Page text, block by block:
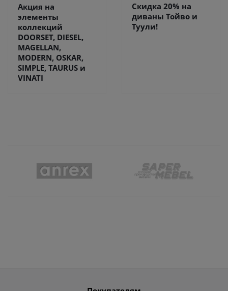
Акция на
элементы
коллекций
DOORSET, DIESEL,
MAGELLAN,
MODERN, OSKAR,
SIMPLE, TAURUS и
VINATI
Скидка 20% на
диваны Тойво и
Туули!